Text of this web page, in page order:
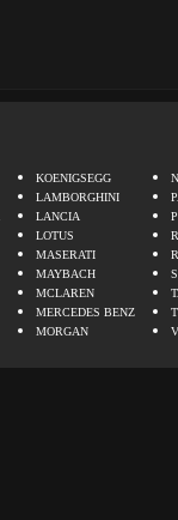
KOENIGSEGG
LAMBORGHINI
LANCIA
LOTUS
MASERATI
MAYBACH
MCLAREN
MERCEDES BENZ
MORGAN